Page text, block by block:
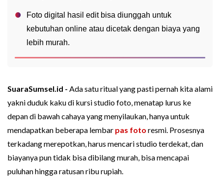
Foto digital hasil edit bisa diunggah untuk
kebutuhan online atau dicetak dengan biaya yang
lebih murah.
SuaraSumsel.id - Ada satu ritual yang pasti pernah kita alami
yakni duduk kaku di kursi studio foto, menatap lurus ke
depan di bawah cahaya yang menyilaukan, hanya untuk
mendapatkan beberapa lembar pas foto resmi. Prosesnya
terkadang merepotkan, harus mencari studio terdekat, dan
biayanya pun tidak bisa dibilang murah, bisa mencapai
puluhan hingga ratusan ribu rupiah.